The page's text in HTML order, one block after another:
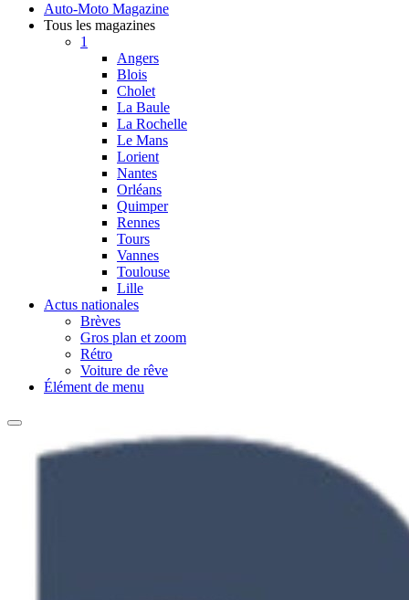
Auto-Moto Magazine
Tous les magazines
1
Angers
Blois
Cholet
La Baule
La Rochelle
Le Mans
Lorient
Nantes
Orléans
Quimper
Rennes
Tours
Vannes
Toulouse
Lille
Actus nationales
Brèves
Gros plan et zoom
Rétro
Voiture de rêve
Élément de menu